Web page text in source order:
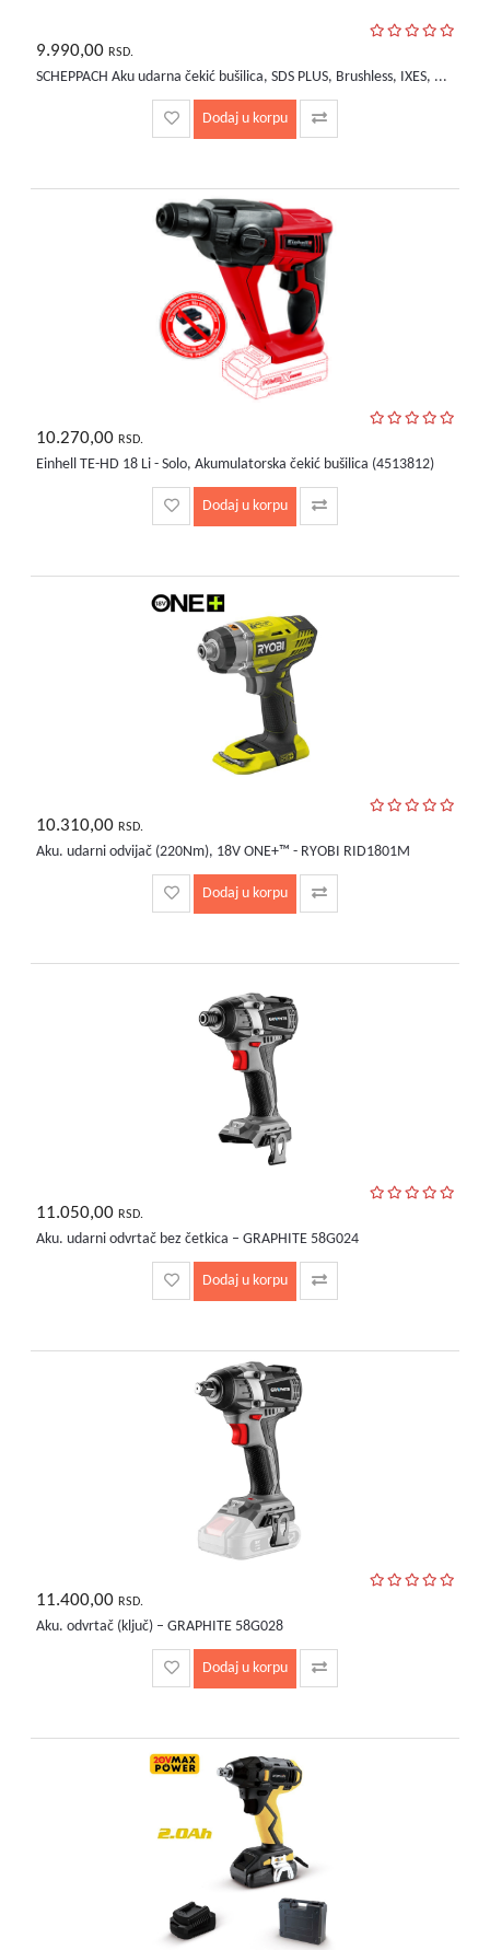
9.990,00 RSD.
SCHEPPACH Aku udarna čekić bušilica, SDS PLUS, Brushless, IXES, ...
Dodaj u korpu
10.270,00 RSD.
Einhell TE-HD 18 Li - Solo, Akumulatorska čekić bušilica (4513812)
Dodaj u korpu
10.310,00 RSD.
Aku. udarni odvijač (220Nm), 18V ONE+™ - RYOBI RID1801M
Dodaj u korpu
11.050,00 RSD.
Aku. udarni odvrtač bez četkica – GRAPHITE 58G024
Dodaj u korpu
11.400,00 RSD.
Aku. odvrtač (ključ) – GRAPHITE 58G028
Dodaj u korpu